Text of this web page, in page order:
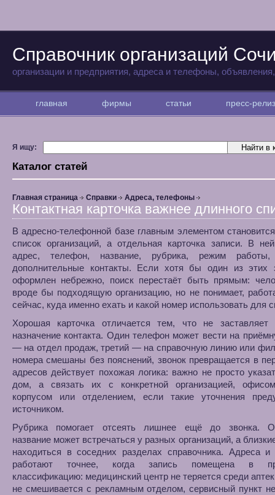
Справочник организаций
организации и предприятия, адреса и телефоны,
главная фирмы статьи пресс-
Я ищу:
Каталог статей
Главная страница Справки Адреса, телефоны
Контактная карточка важнее длинного
В адресно-телефонной базе главным элементом
список организаций, а отдельная карточка записи. В
адрес, телефон, название, рубрика, режим
дополнительные контакты. Если хотя бы один из этих
оформлен небрежно, поиск перестаёт быть прямым:
вроде бы подходящую организацию, но не понимает,
сейчас, куда именно ехать и какой номер использовать для
Хорошая карточка отличается тем, что не заставляет
назначение контакта. Один телефон может вести на
— на отдел продаж, третий — на справочную линию или
номера смешаны без пояснений, звонок превращается в
адресов действует похожая логика: важно не просто
дом, а связать их с конкретной организацией,
корпусом или отделением, если такие уточнения
источником.
Рубрика помогает отсеять лишнее ещё до звонка.
название может встречаться у разных организаций, а
находиться в соседних разделах справочника. Адреса
работают точнее, когда запись помещена в
классификацию: медицинский центр не теряется среди
не смешивается с рекламным отделом, сервисный пункт